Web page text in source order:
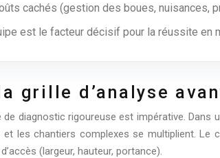
cachés (gestion des boues, nuisances,
est le facteur décisif pour la réussite en
grille d’analyse
diagnostic rigoureuse est impérative. Dans
les chantiers complexes se multiplient. Le
(largeur, hauteur, portance).